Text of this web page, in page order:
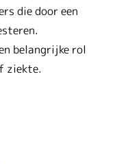
die door een
belangrijke rol
ziekte.